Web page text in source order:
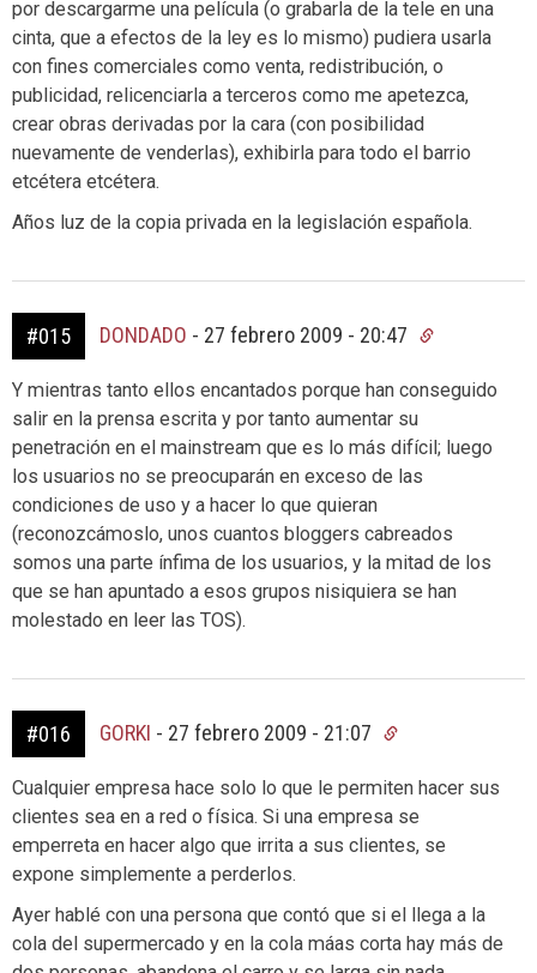
por descargarme una película (o grabarla de la tele en una
cinta, que a efectos de la ley es lo mismo) pudiera usarla
con fines comerciales como venta, redistribución, o
publicidad, relicenciarla a terceros como me apetezca,
crear obras derivadas por la cara (con posibilidad
nuevamente de venderlas), exhibirla para todo el barrio
etcétera etcétera.
Años luz de la copia privada en la legislación española.
#015 DONDADO - 27 febrero 2009 - 20:47
Y mientras tanto ellos encantados porque han conseguido
salir en la prensa escrita y por tanto aumentar su
penetración en el mainstream que es lo más difícil; luego
los usuarios no se preocuparán en exceso de las
condiciones de uso y a hacer lo que quieran
(reconozcámoslo, unos cuantos bloggers cabreados
somos una parte ínfima de los usuarios, y la mitad de los
que se han apuntado a esos grupos nisiquiera se han
molestado en leer las TOS).
#016 GORKI - 27 febrero 2009 - 21:07
Cualquier empresa hace solo lo que le permiten hacer sus
clientes sea en a red o física. Si una empresa se
emperreta en hacer algo que irrita a sus clientes, se
expone simplemente a perderlos.
Ayer hablé con una persona que contó que si el llega a la
cola del supermercado y en la cola máas corta hay más de